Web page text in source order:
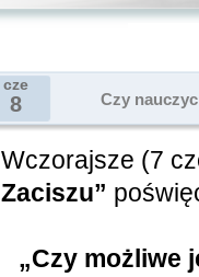
cze
8 Czy
Wczorajsze (7
Zaciszu”
„Czy możliwe